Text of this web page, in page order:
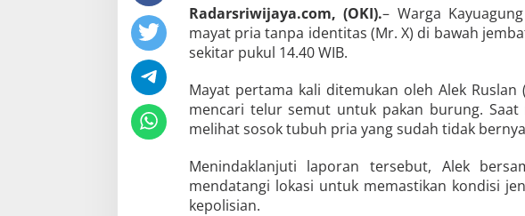
a
T
o
K
a
y
u
g
u
n
Radarsriwijaya.com, (OKI).– Warga
mayat pria tanpa identitas (Mr. X) di bawah
sekitar pukul 14.40 WIB.
Mayat pertama kali ditemukan oleh Alek Ruslan
mencari telur semut untuk pakan burung.
melihat sosok tubuh pria yang sudah tidak
Menindaklanjuti laporan tersebut, Alek
mendatangi lokasi untuk memastikan kondisi
kepolisian.